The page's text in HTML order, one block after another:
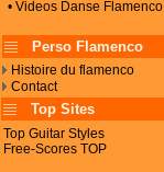
• Videos Danse Flamenco
Perso Flamenco
Histoire du flamenco
Contact
Top Sites
Top Guitar Styles
Free-Scores TOP